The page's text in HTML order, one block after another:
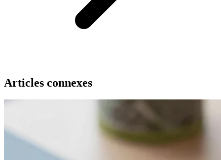
Articles connexes